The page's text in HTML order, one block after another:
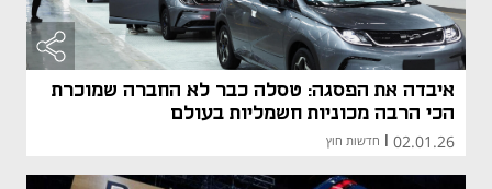
איבדה את הפסגה: טסלה כבר לא החברה שמוכרת
הכי הרבה מכוניות חשמליות בעולם
02.01.26 חדשות חוץ